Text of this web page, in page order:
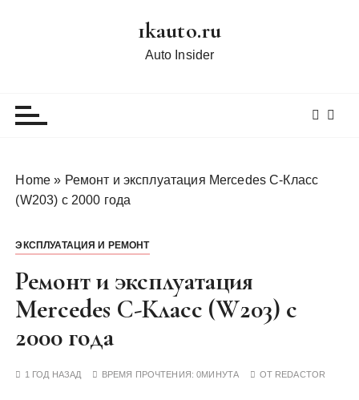
1kauto.ru
Auto Insider
Home » Ремонт и эксплуатация Mercedes C-Класс
(W203) с 2000 года
ЭКСПЛУАТАЦИЯ И РЕМОНТ
Ремонт и эксплуатация
Mercedes C-Класс (W203) с
2000 года
1 ГОД НАЗАД ВРЕМЯ ПРОЧТЕНИЯ:0МИНУТА ОТ REDACTOR